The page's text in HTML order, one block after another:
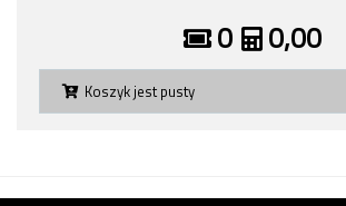
0 0,00
Koszyk jest pusty